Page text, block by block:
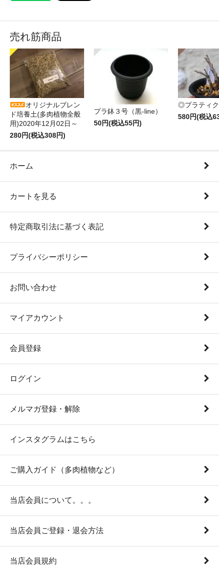
売れ筋商品
オリジナルブレン
ド培養土(多肉植物全般
用)2020年12月02日～
280円(税込308円)
プラ鉢３号（黒-line）
50円(税込55円)
◎プラティ
580円(税込
ホーム
カートを見る
特定商取引法に基づく表記
プライバシーポリシー
お問い合わせ
マイアカウント
会員登録
ログイン
メルマガ登録・解除
インスタグラムはこちら
ご購入ガイド（多肉植物など）
当店会員について。。。
当店会員ご登録・退会方法
当店会員規約